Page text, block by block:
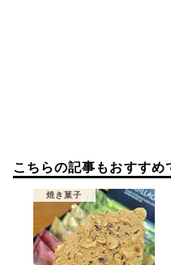
こちらの記事もおすすめ
焼き菓子